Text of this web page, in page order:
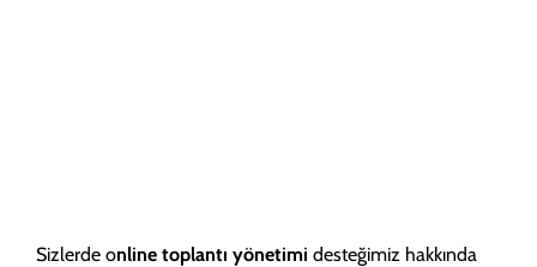
Sizlerde online toplantı yönetimi desteğimiz hakkında